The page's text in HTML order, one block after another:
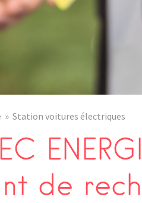
Station voitures électriques
de